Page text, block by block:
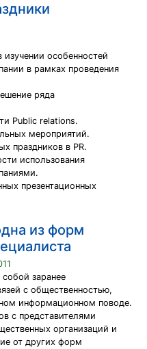
особенностей
в рамках проведения
ряда
Public relations.
мероприятий.
праздников в PR.
использования
презентационных
из форм
заранее
с общественностью,
информационном поводе.
с представителями
организаций и
от других форм